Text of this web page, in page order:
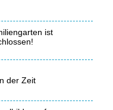
ist
der Zeit